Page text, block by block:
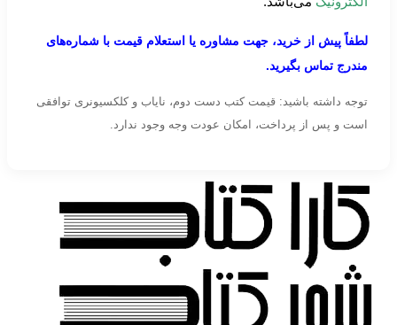
لطفاً پیش از خرید، جهت مشاوره یا استعلام قیمت با شماره‌های
مندرج تماس بگیرید.
توجه داشته باشید: قیمت کتب دست دوم، نایاب و کلکسیونری توافقی
است و پس از پرداخت، امکان عودت وجه وجود ندارد.